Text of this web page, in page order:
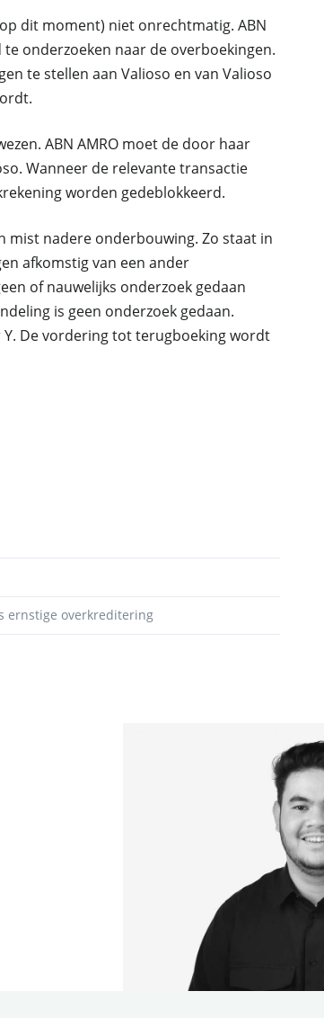
dit moment) niet onrechtmatig. ABN
onderzoeken naar de overboekingen.
te stellen aan Valioso en van Valioso
ABN AMRO moet de door haar
Wanneer de relevante transactie
worden gedeblokkeerd.
mist nadere onderbouwing. Zo staat in
afkomstig van een ander
of nauwelijks onderzoek gedaan
is geen onderzoek gedaan.
Y. De vordering tot terugboeking wordt
ernstige overkreditering